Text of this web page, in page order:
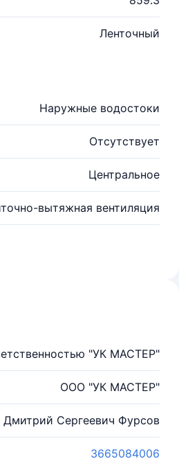
Ленточный
Наружные водостоки
Отсутствует
Центральное
вытяжная вентиляция
"УК МАСТЕР"
ООО "УК МАСТЕР"
Дмитрий Сергеевич Фурсов
3665084006